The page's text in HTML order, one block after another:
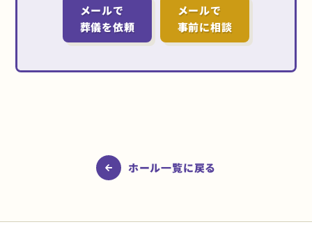
メールで
葬儀を依頼
メールで
事前に相談
ホール一覧に戻る